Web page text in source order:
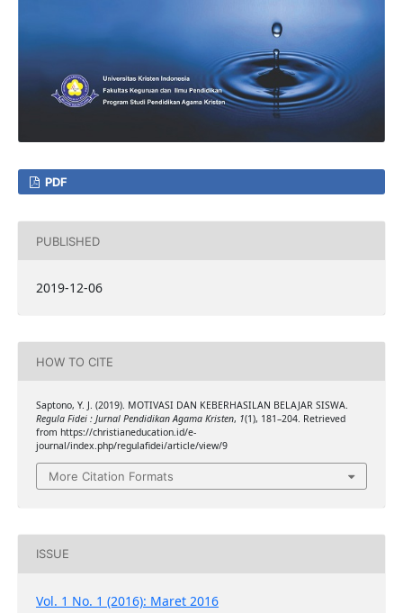
PDF
PUBLISHED
2019-12-06
HOW TO CITE
Saptono, Y. J. (2019). MOTIVASI DAN KEBERHASILAN BELAJAR SISWA.
Regula Fidei : Jurnal Pendidikan Agama Kristen, 1(1), 181–204. Retrieved
from https://christianeducation.id/e-
journal/index.php/regulafidei/article/view/9
More Citation Formats
ISSUE
Vol. 1 No. 1 (2016): Maret 2016